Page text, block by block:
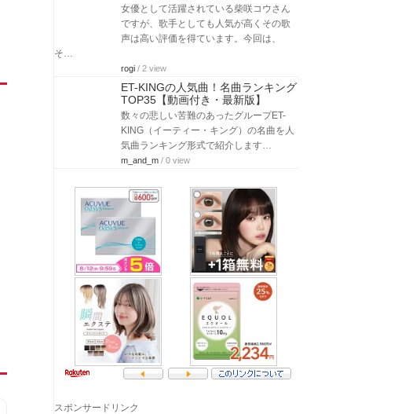
女優として活躍されている柴咲コウさん
ですが、歌手としても人気が高くその歌
声は高い評価を得ています。今回は、
そ…
rogi / 2 view
ET-KINGの人気曲！名曲ランキング
TOP35【動画付き・最新版】
数々の悲しい苦難のあったグループET-
KING（イーティー・キング）の名曲を人
気曲ランキング形式で紹介します…
m_and_m / 0 view
スポンサードリンク